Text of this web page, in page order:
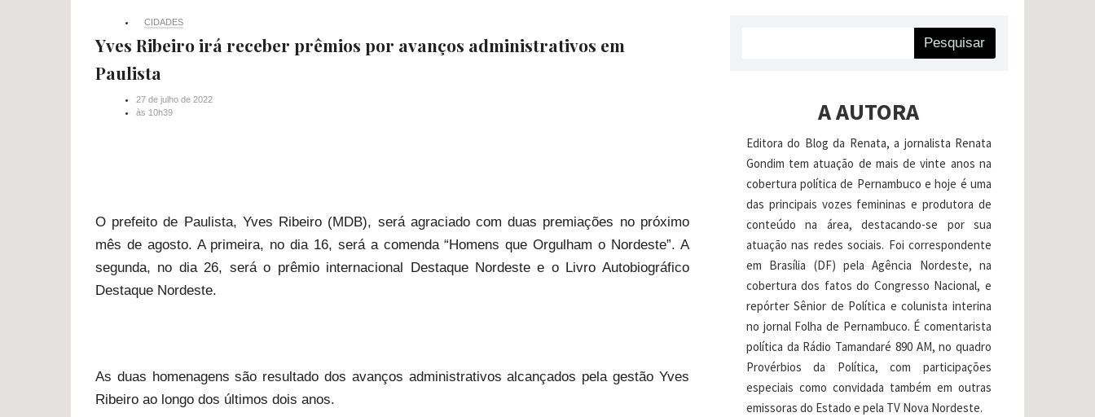
CIDADES
Yves Ribeiro irá receber prêmios por avanços administrativos em
Paulista
27 de julho de 2022
às 10h39
O prefeito de Paulista, Yves Ribeiro (MDB), será agraciado com duas premiações no próximo
mês de agosto. A primeira, no dia 16, será a comenda “Homens que Orgulham o Nordeste”. A
segunda, no dia 26, será o prêmio internacional Destaque Nordeste e o Livro Autobiográfico
Destaque Nordeste.
As duas homenagens são resultado dos avanços administrativos alcançados pela gestão Yves
Ribeiro ao longo dos últimos dois anos.
Pesquisar
A AUTORA
Editora do Blog da Renata, a jornalista Renata
Gondim tem atuação de mais de vinte anos na
cobertura política de Pernambuco e hoje é uma
das principais vozes femininas e produtora de
conteúdo na área, destacando-se por sua
atuação nas redes sociais. Foi correspondente
em Brasília (DF) pela Agência Nordeste, na
cobertura dos fatos do Congresso Nacional, e
repórter Sênior de Política e colunista interina
no jornal Folha de Pernambuco. É comentarista
política da Rádio Tamandaré 890 AM, no quadro
Provérbios da Política, com participações
especiais como convidada também em outras
emissoras do Estado e pela TV Nova Nordeste.